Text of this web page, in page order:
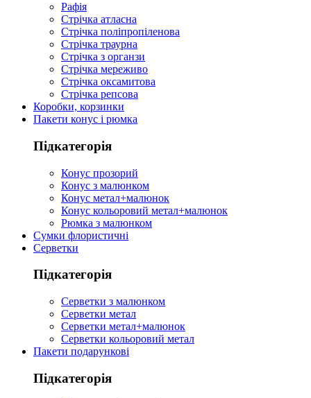
Рафія
Стрічка атласна
Стрічка поліпропіленова
Стрічка траурна
Стрічка з органзи
Стрічка мереживо
Стрічка оксамитова
Стрічка репсова
Коробки, корзинки
Пакети конус і рюмка
Підкатегорія
Конус прозорий
Конус з малюнком
Конус метал+малюнок
Конус кольоровий метал+малюнок
Рюмка з малюнком
Сумки флористичні
Серветки
Підкатегорія
Серветки з малюнком
Серветки метал
Серветки метал+малюнок
Серветки кольоровий метал
Пакети подарункові
Підкатегорія